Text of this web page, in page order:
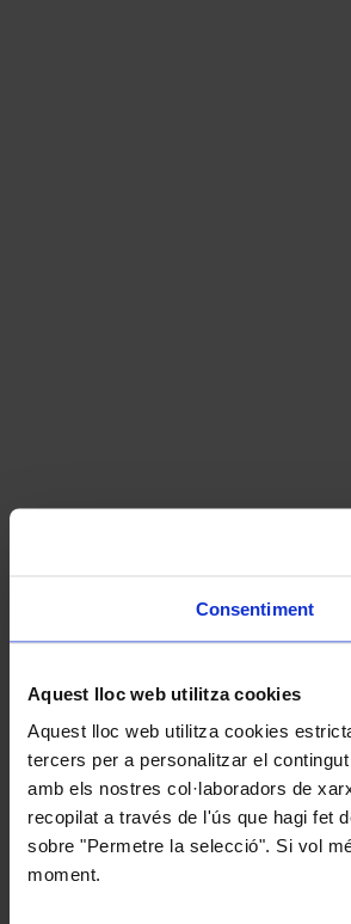
Consentiment
Aquest lloc web utilitza cookies
Aquest lloc web utilitza cookies
tercers per a personalitzar el
amb els nostres col·laboradors de
recopilat a través de l'ús que hagi fet
sobre "Permetre la selecció". Si vol
moment.